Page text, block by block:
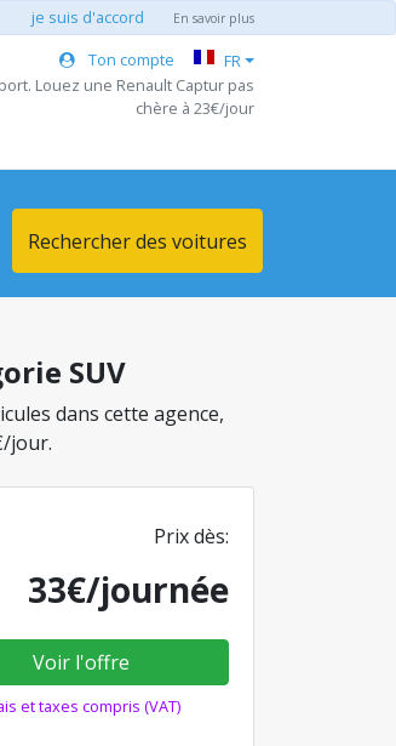
je suis d'accord En savoir plus
Ton compte
FR
Louez une Renault Captur pas
chère à 23€/jour
Rechercher des voitures
SUV
dans cette agence,
jour.
Prix dès:
33€/journée
Voir l'offre
et taxes compris (VAT)